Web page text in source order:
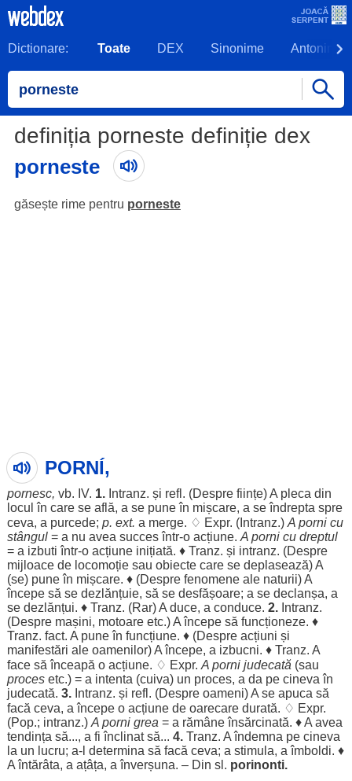
Dictionare: Toate DEX Sinonime Antonime
definiția porneste definiție dex
porneste
găsește rime pentru porneste
PORNÍ,
pornesc, vb. IV. 1.Intranz. și refl. (Despre ființe) A pleca din
locul în care se află, a se pune în mișcare, a seîndrepta spre
ceva, a purcede; p. ext. a merge. ♢ Expr. (Intranz.) A pornicu
stângul= a nu avea succesîntr-o acțiune. A pornicu dreptul
= a izbuti într-o acțiune inițiată. ♦ Tranz. și intranz. (Despre
mijloacede locomoțiesau obiectecare se deplasează) A
(se) pune în mișcare. ♦ (Despre fenomene ale naturii) A
începesă se dezlănțuie, să se desfășoare; a se declanșa, a
se dezlănțui. ♦ Tranz. (Rar) A duce, a conduce. 2.Intranz.
(Despre mașini, motoareetc.) Aîncepesă funcționeze. ♦
Tranz. fact. A pune în funcțiune. ♦ (Despre acțiuni și
manifestări ale oamenilor) Aîncepe, a izbucni. ♦ Tranz. A
facesăînceapă o acțiune. ♢ Expr. A porni judecată (sau
procesetc.) = a intenta (cuiva) un proces, a da pe cineva în
judecată. 3.Intranz. și refl. (Despre oameni) A se apuca să
facă ceva, aîncepeo acțiunede oarecare durată. ♢ Expr.
(Pop.; intranz.) A porni grea = a rămâne însărcinată. ♦ A avea
tendința să..., a fiînclinatsă... 4.Tranz. Aîndemna pe cineva
la un lucru; a-l determina să facă ceva; a stimula, aîmboldi. ♦
Aîntărâta, a ațâța, aînverșuna. – Din sl. porinonti.